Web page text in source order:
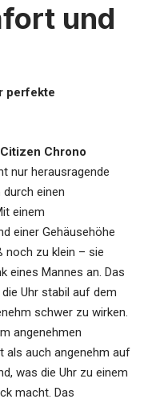
und
perfekte
Chrono
nur herausragende
einen
einem
einer Gehäusehöhe
noch zu klein – sie
eines Mannes an. Das
Uhr stabil auf dem
schwer zu wirken.
angenehmen
als auch angenehm auf
was die Uhr zu einem
macht. Das